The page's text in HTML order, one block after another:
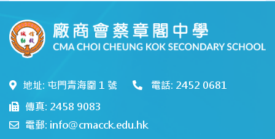
地址: 屯門青海圍 1 號
電話: 2452 0681
傳真: 2458 9083
電郵: info@cmacck.edu.hk